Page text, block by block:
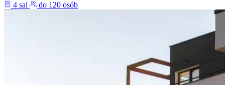
4 sal
do 120 osób